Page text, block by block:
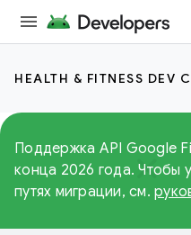
HEALTH & FITNESS DEV
Поддержка API Google
конца 2026 года. Чтобы
путях миграции, см.